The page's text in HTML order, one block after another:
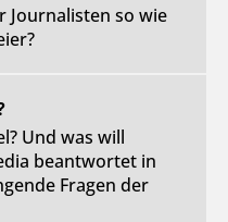
Journalisten so wie
Und was will
beantwortet in
Fragen der